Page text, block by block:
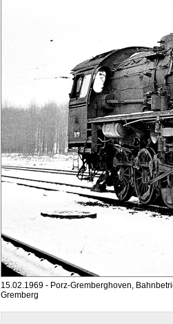
15.02.1969 - Porz-Gremberghoven,
Gremberg